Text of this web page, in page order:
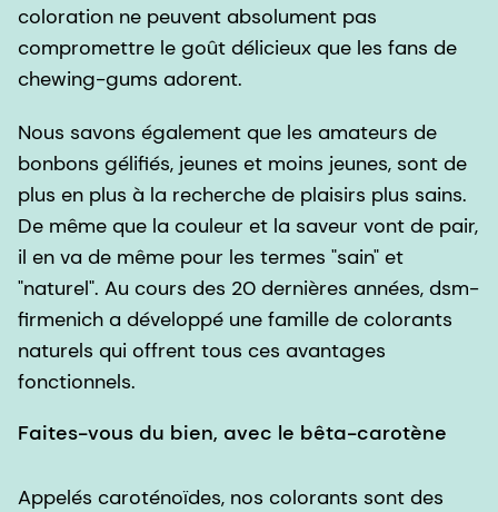
coloration ne peuvent absolument pas
compromettre le goût délicieux que les fans de
chewing-gums adorent.
Nous savons également que les amateurs de
bonbons gélifiés, jeunes et moins jeunes, sont de
plus en plus à la recherche de plaisirs plus sains.
De même que la couleur et la saveur vont de pair,
il en va de même pour les termes "sain" et
"naturel". Au cours des 20 dernières années, dsm-
firmenich a développé une famille de colorants
naturels qui offrent tous ces avantages
fonctionnels.
Faites-vous du bien, avec le bêta-carotène
Appelés caroténoïdes, nos colorants sont des